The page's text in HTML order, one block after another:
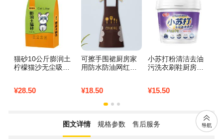
猫砂10公斤膨润土
柠檬猫沙无尘吸水
¥28.50
可擦手围裙厨房家
用防水防油网红餐
咖啡色（可擦手）
¥18.50
小苏打粉清洁去油
污洗衣刷鞋厨房除
¥15.50
图文详情 规格参数 售后服务